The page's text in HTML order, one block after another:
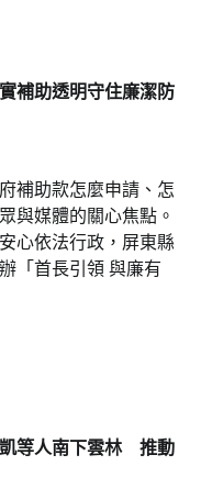
補助透明守住廉潔防
補助款怎麼申請、怎
與媒體的關心焦點。
心依法行政，屏東縣
「首長引領 與廉有
等人南下雲林 推動